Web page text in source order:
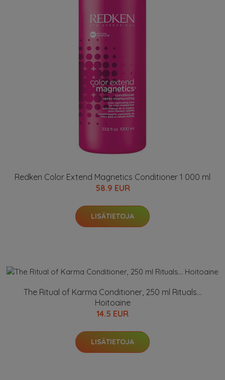
Redken Color Extend Magnetics Conditioner 1 000 ml
58.9 EUR
LISÄTIETOJA
The Ritual of Karma Conditioner, 250 ml Rituals...
Hoitoaine
14.5 EUR
LISÄTIETOJA